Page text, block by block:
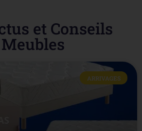
et Conseils
Meubles
ARRIVAGES